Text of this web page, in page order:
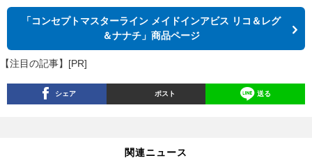
「コンセプトマスターライン メイドインアビス リコ＆レグ
＆ナナチ」商品ページ
【注目の記事】[PR]
シェア ポスト 送る
関連ニュース